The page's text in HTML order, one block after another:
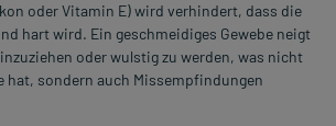
oder Vitamin E) wird verhindert, dass die
hart wird. Ein geschmeidiges Gewebe neigt
oder wulstig zu werden, was nicht
hat, sondern auch Missempfindungen